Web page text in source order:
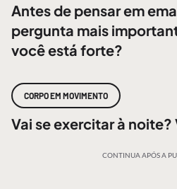
Antes de pensar em
pergunta mais
você está forte?
CORPO EM MOVIMENTO
Vai se exercitar à noite?
CONTINUA APÓS A